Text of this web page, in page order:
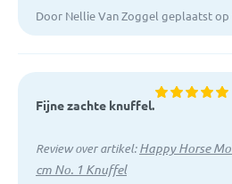
Door Nellie Van Zoggel geplaatst op
Fijne zachte knuffel.
Review over artikel:Happy Horse
cm No. 1 Knuffel